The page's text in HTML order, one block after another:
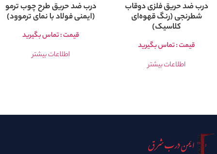
درب ضد حریق فلزی دوقاب
شطرنجی (رنگ قهوه‌ای
کلاسیک)
قیمت : تماس بگیرید
اطلاعات بیشتر
درب ضد حریق طرح چوب ترمو
(ایمنی فولاد با نمای ترموود)
قیمت : تماس بگیرید
اطلاعات بیشتر